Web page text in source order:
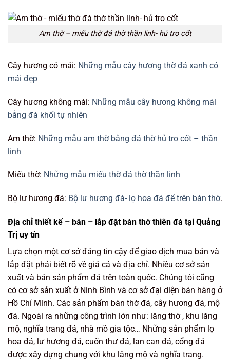
Am thờ – miếu thờ đá thờ thần linh- hủ tro cốt
Cây hương có mái: Những mẫu cây hương thờ đá xanh có
mái đẹp
Cây hương không mái: Những mẫu cây hương không mái
bằng đá khối tự nhiên
Am thờ: Những mẫu am thờ bằng đá thờ hủ tro cốt – thần
linh
Miếu thờ: Những mẫu miếu thờ đá thờ thần linh
Bộ lư hương đá: Bộ lư hương đá- lọ hoa đá để trên bàn thờ.
Địa chỉ thiết kế – bán – lắp đặt bàn thờ thiên đá tại Quảng
Trị uy tín
Lựa chọn một cơ sở đáng tin cậy để giao dịch mua bán và
lắp đặt phải biết rõ về giá cả và địa chỉ. Nhiều cơ sở sản
xuất và bán sản phẩm đá trên toàn quốc. Chúng tôi cũng
có cơ sở sản xuất ở Ninh Bình và cơ sở đại diện bán hàng ở
Hồ Chí Minh. Các sản phẩm bàn thờ đá, cây hương đá, mộ
đá. Ngoài ra những công trình lớn như: lăng thờ , khu lăng
mộ, nghĩa trang đá, nhà mồ gia tộc… Những sản phẩm lọ
hoa đá, lư hương đá, cuốn thư đá, lan can đá, cổng đá
được xây dựng chung với khu lăng mộ và nghĩa trang.